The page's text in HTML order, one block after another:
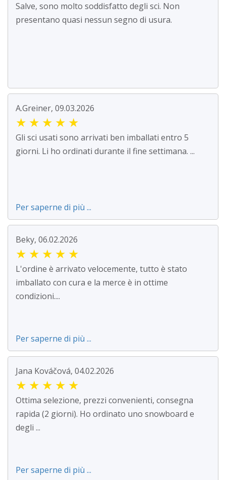
Salve, sono molto soddisfatto degli sci. Non
presentano quasi nessun segno di usura.
A.Greiner, 09.03.2026
★ ★ ★ ★ ★
Gli sci usati sono arrivati ben imballati entro 5
giorni. Li ho ordinati durante il fine settimana. ...
Per saperne di più ...
Beky, 06.02.2026
★ ★ ★ ★ ★
L'ordine è arrivato velocemente, tutto è stato
imballato con cura e la merce è in ottime
condizioni....
Per saperne di più ...
Jana Kováčová, 04.02.2026
★ ★ ★ ★ ★
Ottima selezione, prezzi convenienti, consegna
rapida (2 giorni). Ho ordinato uno snowboard e
degli ...
Per saperne di più ...